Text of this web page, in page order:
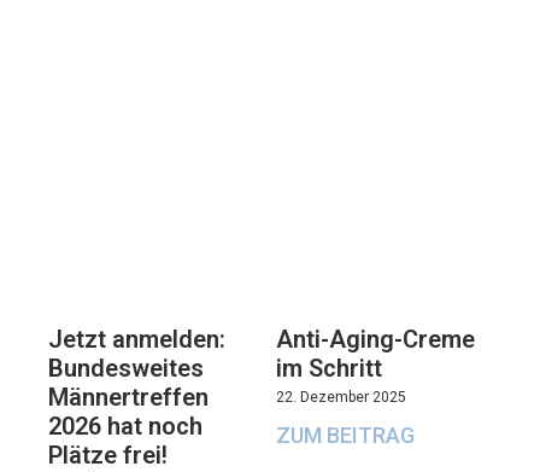
Jetzt anmelden:
Bundesweites
Männertreffen
2026 hat noch
Plätze frei!
Anti-Aging-Creme
im Schritt
22. Dezember 2025
ZUM BEITRAG